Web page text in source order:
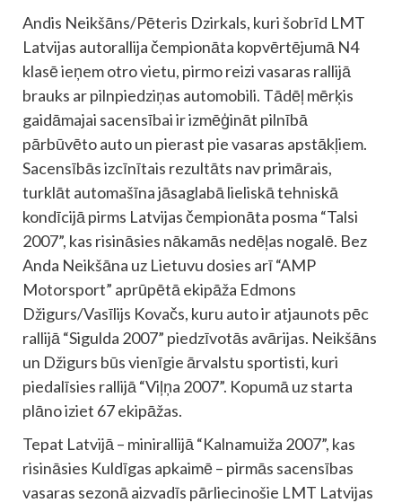
Andis Neikšāns/Pēteris Dzirkals, kuri šobrīd LMT
Latvijas autorallija čempionāta kopvērtējumā N4
klasē ieņem otro vietu, pirmo reizi vasaras rallijā
brauks ar pilnpiedziņas automobili. Tādēļ mērķis
gaidāmajai sacensībai ir izmēģināt pilnībā
pārbūvēto auto un pierast pie vasaras apstākļiem.
Sacensībās izcīnītais rezultāts nav primārais,
turklāt automašīna jāsaglabā lieliskā tehniskā
kondīcijā pirms Latvijas čempionāta posma “Talsi
2007”, kas risināsies nākamās nedēļas nogalē. Bez
Anda Neikšāna uz Lietuvu dosies arī “AMP
Motorsport” aprūpētā ekipāža Edmons
Džigurs/Vasīlijs Kovačs, kuru auto ir atjaunots pēc
rallijā “Sigulda 2007” piedzīvotās avārijas. Neikšāns
un Džigurs būs vienīgie ārvalstu sportisti, kuri
piedalīsies rallijā “Viļņa 2007”. Kopumā uz starta
plāno iziet 67 ekipāžas.
Tepat Latvijā – minirallijā “Kalnamuiža 2007”, kas
risināsies Kuldīgas apkaimē – pirmās sacensības
vasaras sezonā aizvadīs pārliecinošie LMT Latvijas